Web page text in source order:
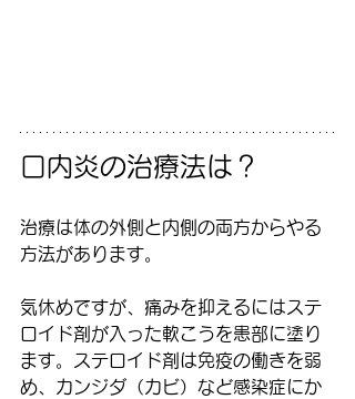
口内炎の治療法は？
治療は体の外側と内側の両方からやる
方法があります。
気休めですが、痛みを抑えるにはステ
ロイド剤が入った軟こうを患部に塗り
ます。ステロイド剤は免疫の働きを弱
め、カンジダ（カビ）など感染症にか